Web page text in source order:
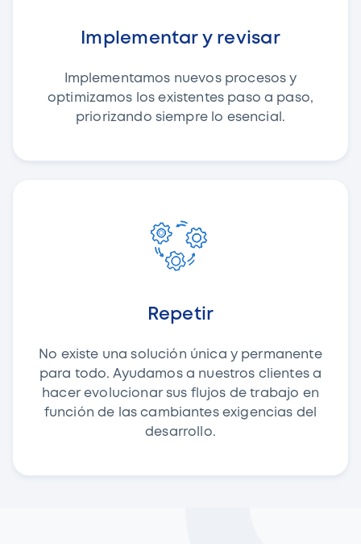
Implementar y revisar
Implementamos nuevos procesos y
optimizamos los existentes paso a paso,
priorizando siempre lo esencial.
Repetir
No existe una solución única y permanente
para todo. Ayudamos a nuestros clientes a
hacer evolucionar sus flujos de trabajo en
función de las cambiantes exigencias del
desarrollo.